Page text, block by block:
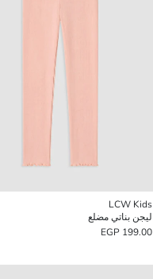
LCW Kids
ليجن بناتي مضلع
199.00 EGP